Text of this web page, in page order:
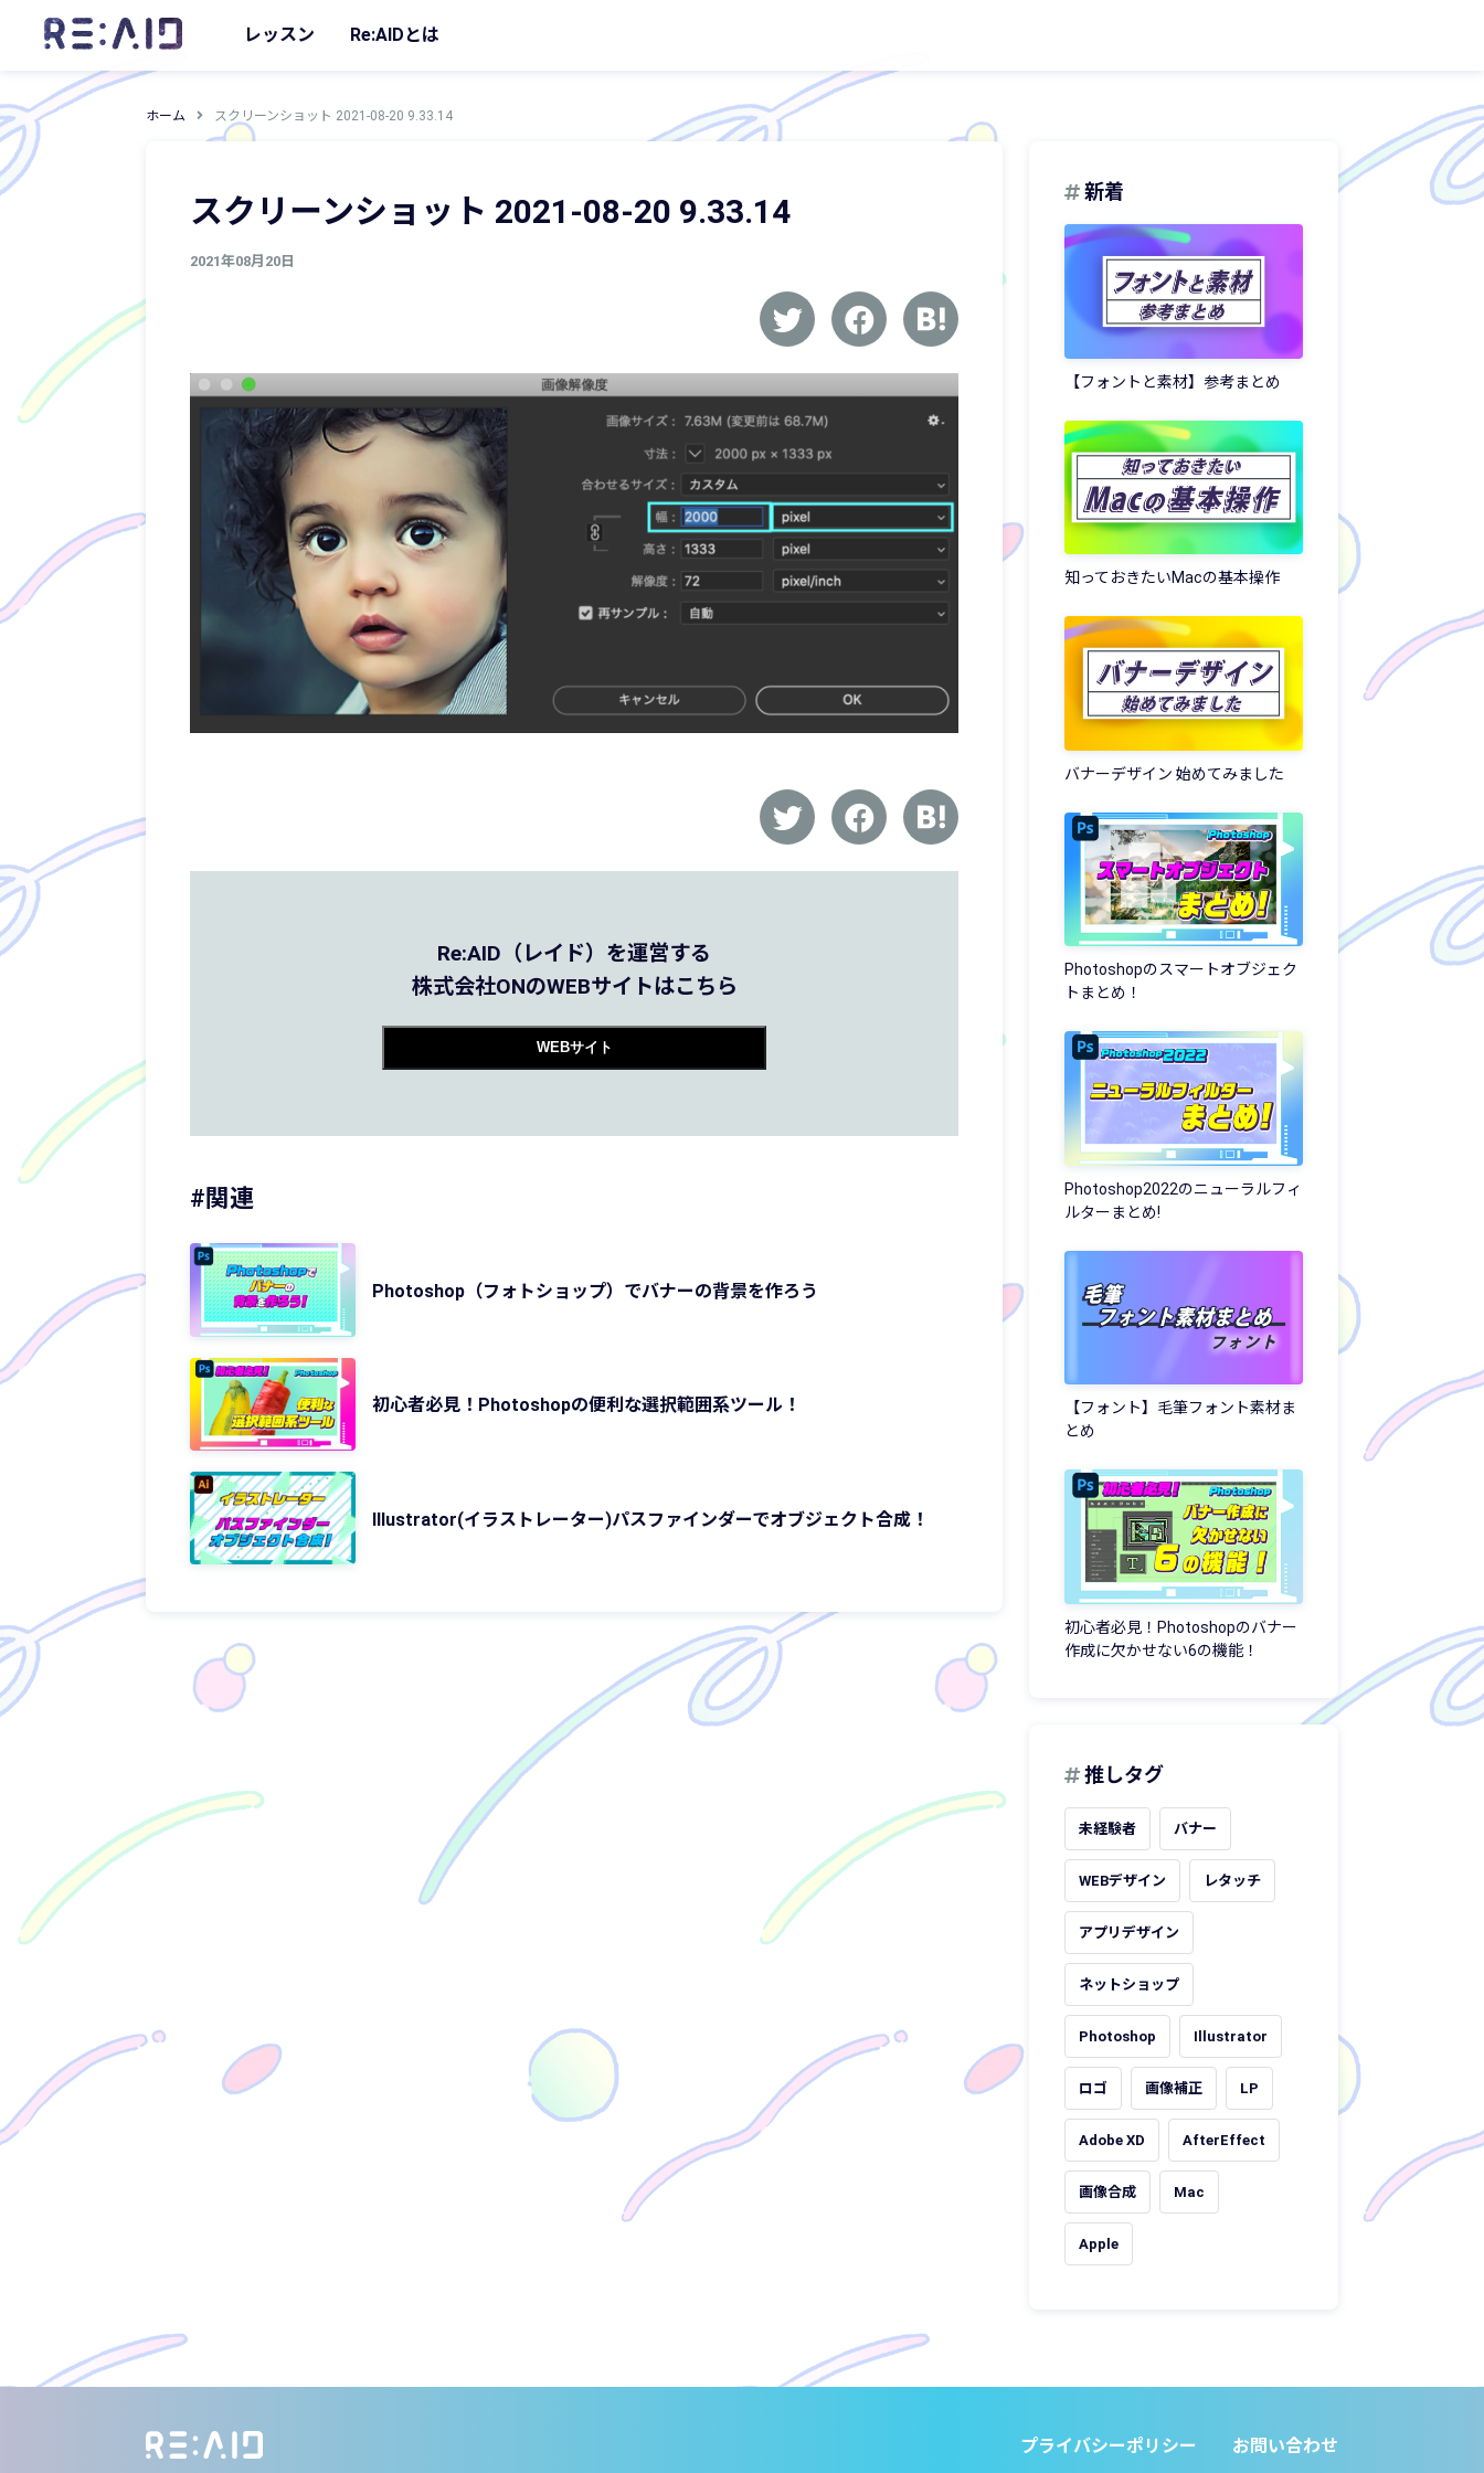
レッスン Re:AIDとは
ホーム スクリーンショット 2021-08-20 9.33.14
スクリーンショット 2021-08-20 9.33.14
2021年08月20日
Re:AID（レイド）を運営する
株式会社ONのWEBサイトはこちら
WEBサイト
#関連
Photoshop（フォトショップ）でバナーの背景を作ろう
初心者必見！Photoshopの便利な選択範囲系ツール！
Illustrator(イラストレーター)パスファインダーでオブジェクト合成！
新着
【フォントと素材】参考まとめ
知っておきたいMacの基本操作
バナーデザイン 始めてみました
Photoshopのスマートオブジェク
トまとめ！
Photoshop2022のニューラルフィ
ルターまとめ!
【フォント】毛筆フォント素材ま
とめ
初心者必見！Photoshopのバナー
作成に欠かせない6の機能！
推しタグ
未経験者 バナー
WEBデザイン レタッチ
アプリデザイン
ネットショップ
Photoshop Illustrator
ロゴ 画像補正 LP
Adobe XD AfterEffect
画像合成 Mac
Apple
プライバシーポリシー お問い合わせ